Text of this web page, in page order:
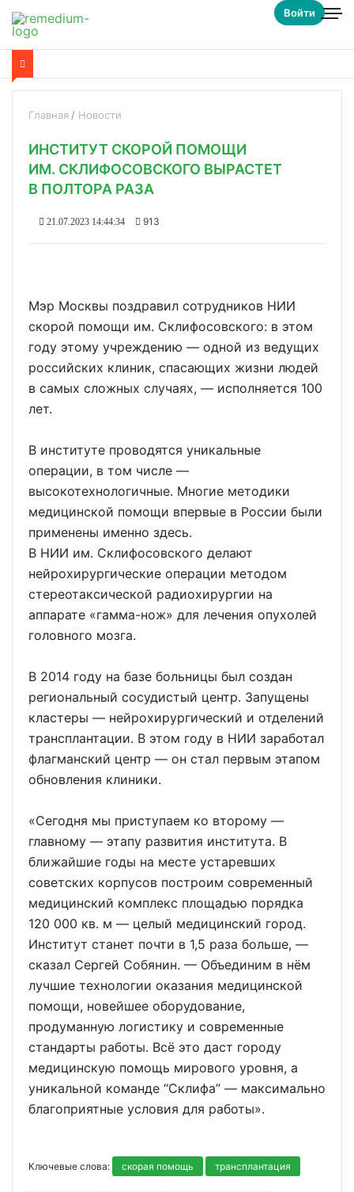
Войти
Главная Новости
ИНСТИТУТ СКОРОЙ ПОМОЩИ
ИМ. СКЛИФОСОВСКОГО ВЫРАСТЕТ
В ПОЛТОРА РАЗА
21.07.2023 14:44:34 913
Мэр Москвы поздравил сотрудников НИИ
скорой помощи им. Склифосовского: в этом
году этому учреждению — одной из ведущих
российских клиник, спасающих жизни людей
в самых сложных случаях, — исполняется 100
лет.
В институте проводятся уникальные
операции, в том числе —
высокотехнологичные. Многие методики
медицинской помощи впервые в России были
применены именно здесь.
В НИИ им. Склифосовского делают
нейрохирургические операции методом
стереотаксической радиохирургии на
аппарате «гамма-нож» для лечения опухолей
головного мозга.
В 2014 году на базе больницы был создан
региональный сосудистый центр. Запущены
кластеры — нейрохирургический и отделений
трансплантации. В этом году в НИИ заработал
флагманский центр — он стал первым этапом
обновления клиники.
«Сегодня мы приступаем ко второму —
главному — этапу развития института. В
ближайшие годы на месте устаревших
советских корпусов построим современный
медицинский комплекс площадью порядка
120 000 кв. м — целый медицинский город.
Институт станет почти в 1,5 раза больше, —
сказал Сергей Собянин. — Объединим в нём
лучшие технологии оказания медицинской
помощи, новейшее оборудование,
продуманную логистику и современные
стандарты работы. Всё это даст городу
медицинскую помощь мирового уровня, а
уникальной команде “Склифа” — максимально
благоприятные условия для работы».
Ключевые слова: скорая помощь трансплантация